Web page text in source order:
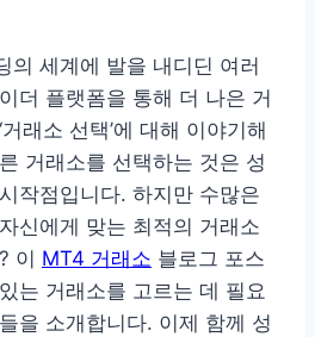
의 세계에 발을 내디딘 여러
더 플랫폼을 통해 더 나은 거
래소 선택’에 대해 이야기해
거래소를 선택하는 것은 성
작점입니다. 하지만 수많은
신에게 맞는 최적의 거래소
이 MT4 거래소 블로그 포스
는 거래소를 고르는 데 필요
을 소개합니다. 이제 함께 성